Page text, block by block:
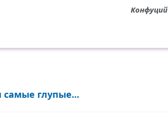
Конфуций
глупые...